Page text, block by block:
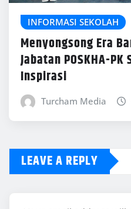
INFORMASI SEKOLAH
Menyongsong Era
Jabatan POSKHA-
Inspirasi
Turcham Media
LEAVE A REPLY